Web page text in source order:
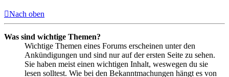
Nach oben
Was sind wichtige Themen?
Wichtige Themen eines Forums erscheinen unter den
Ankündigungen und sind nur auf der ersten Seite zu sehen.
Sie haben meist einen wichtigen Inhalt, weswegen du sie
lesen solltest. Wie bei den Bekanntmachungen hängt es von